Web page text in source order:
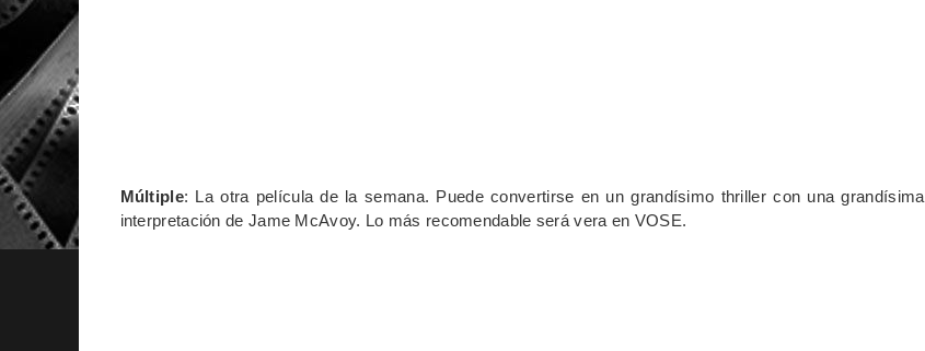
Múltiple: La otra película de la semana. Puede convertirse en un grandísimo thriller con una grandísima
interpretación de Jame McAvoy. Lo más recomendable será vera en VOSE.